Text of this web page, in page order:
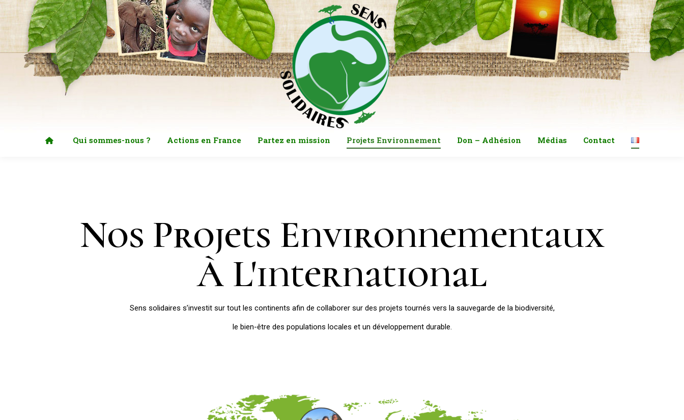
Qui sommes-nous ? Actions en France Partez en mission Projets Environnement Don – Adhésion Médias Contact
Nos Projets Environnementaux
À L'international
Sens solidaires s’investit sur tout les continents afin de collaborer sur des projets tournés vers la sauvegarde de la biodiversité,
le bien-être des populations locales et un développement durable.